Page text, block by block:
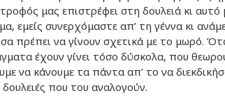
μας επιστρέφει στη δουλειά κι αυτό
εμείς συνερχόμαστε απ’ τη γέννα κι
πρέπει να γίνουν σχετικά με το μωρό.
έχουν γίνει τόσο δύσκολα, που
να κάνουμε τα πάντα απ’ το να
που του αναλογούν.